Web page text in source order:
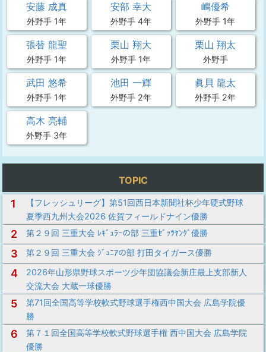
安藤 成真
外野手 1年
安部 幸大
外野手 4年
嶋優希
外野手 1年
張替 龍聖
外野手 1年
栗山 翔大
外野手 1年
栗山 翔太
外野手
武田 悠希
外野手 1年
池田 一輝
外野手 2年
眞貝 龍太
外野手 2年
高木 亮輔
外野手 3年
TOPIC
1
【フレッシュリーグ】第51回西日本新聞社杯少年硬式野球
夏季西九州大会2026 佐賀フィールドナイン優勝
2 第２９回 三重大会 ﾚｷﾞｭﾗｰの部 三重ｾﾞｯﾂﾔﾝｸﾞ優勝
3 第２９回 三重大会 ｼﾞｭﾆｱの部 打田タイガース優勝
4
2026年山形県野球スポーツ少年団協議会新庄最上支部新人
交流大会 大蔵一球優勝
5
第71回全国高等学校軟式野球選手権西中国大会 広島学院優
勝
6
第７１回全国高等学校軟式野球選手権 西中国大会 広島学院
優勝